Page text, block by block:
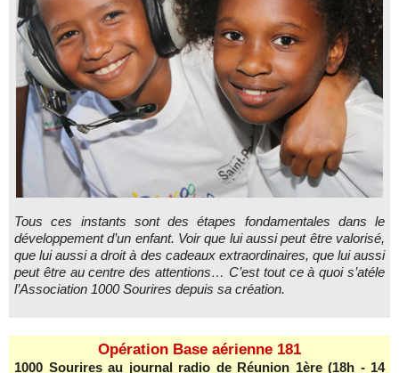
Tous ces instants sont des étapes fondamentales dans le
développement d’un enfant. Voir que lui aussi peut être valorisé,
que lui aussi a droit à des cadeaux extraordinaires, que lui aussi
peut être au centre des attentions… C’est tout ce à quoi s’atéle
l’Association 1000 Sourires depuis sa création.
Opération Base aérienne 181
1000 Sourires au journal radio de Réunion 1ère (18h - 14